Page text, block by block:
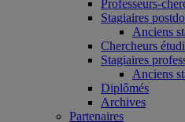
Professeurs-
Stagiaires
Anciens
Chercheurs
Stagiaires
Anciens
Diplômés
Archives
Partenaires